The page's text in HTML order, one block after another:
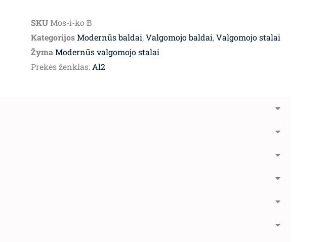
SKUMos-i-ko B
KategorijosModernūs baldai,Valgomojo baldai,Valgomojo stalai
ŽymaModernūs valgomojo stalai
Prekės ženklas:Al2